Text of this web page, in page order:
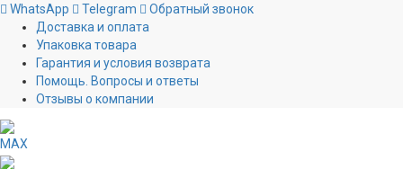
WhatsApp
Telegram
Обратный звонок
Доставка и оплата
Упаковка товара
Гарантия и условия возврата
Помощь. Вопросы и ответы
Отзывы о компании
MAX